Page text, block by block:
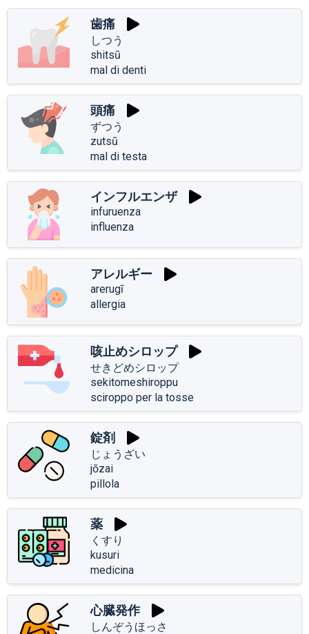
歯痛
しつう
shitsū
mal di denti
頭痛
ずつう
zutsū
mal di testa
インフルエンザ
infuruenza
influenza
アレルギー
arerugī
allergia
咳止めシロップ
せきどめシロップ
sekitomeshiroppu
sciroppo per la tosse
錠剤
じょうざい
jōzai
pillola
薬
くすり
kusuri
medicina
心臓発作
しんぞうほっさ